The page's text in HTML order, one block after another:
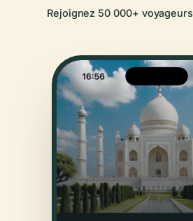
Rejoignez 50 000+ voyageurs